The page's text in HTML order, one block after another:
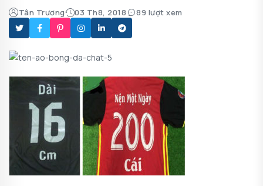
Tân Trương 03 Th8, 2018 89 lượt xem